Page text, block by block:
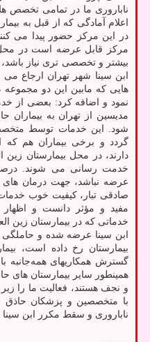
ناباروری ما در تمامی تخصص
اعلام آمادگی که از قبل به
در این مرکز حضور پیدا می
مرکز قابل عرضه است در
بیشتر و تخصصی تری نیاز باشد،
ابن سینا شهر تهران ارجاع
هایی که مابین این دو
نمود و اضافه کرد: بعضی از
مدیسین از تهران به بیماران
شود. این خدمات توسط
گردد و برخی بیماران هم که
دارند، در محل بیمارستان
خدمت رسانی می شوند.
عرضه نباشد، جهت درمان های
صادقی تبار، کیفیت خوب خدمات
مفید و مؤثر دانست و
خدماتی که در بیمارستان زین
ابن سینا عرضه شده و
بیمارستان رخ داده است،
گسترش همکاریهای همه‌جانبه
همینطور سایر بیمارستان های
و نجف هستند، فعالیت ما را
با متخصصین و پزشکان
ناباروری و سقط مکرر ابن سینا